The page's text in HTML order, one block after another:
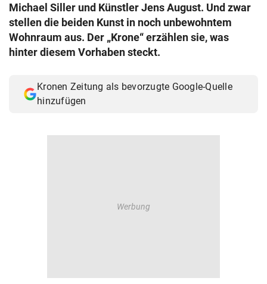
Michael Siller und Künstler Jens August. Und zwar
stellen die beiden Kunst in noch unbewohntem
Wohnraum aus. Der „Krone“ erzählen sie, was
hinter diesem Vorhaben steckt.
Kronen Zeitung als bevorzugte Google-Quelle
hinzufügen